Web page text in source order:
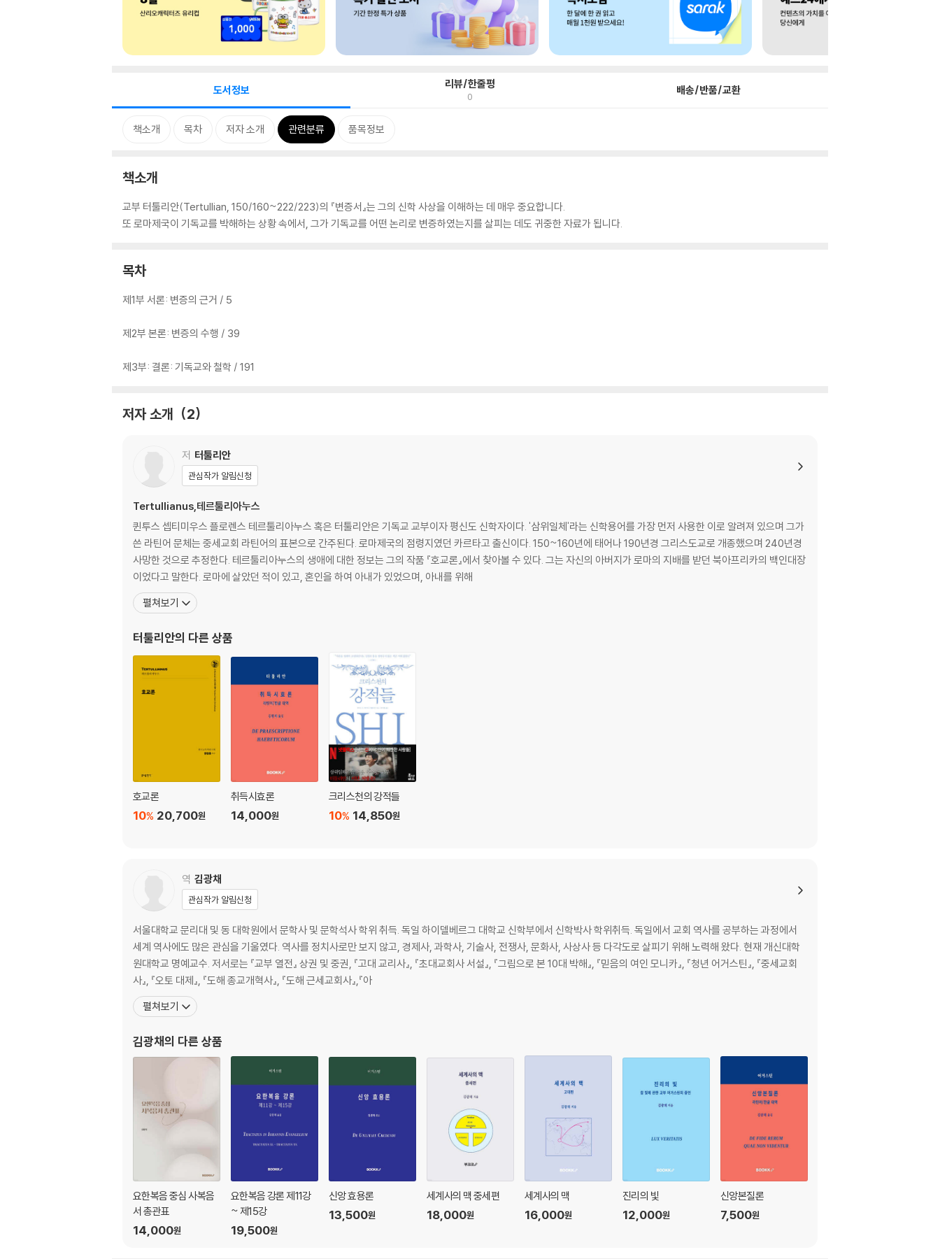
도서정보 리뷰/한줄평
0 배송/반품/교환
책소개 목차 저자 소개 관련분류 품목정보
책소개
교부 터툴리안(Tertullian, 150/160~222/223)의 『변증서』는 그의 신학 사상을 이해하는 데 매우 중요합니다.
또 로마제국이 기독교를 박해하는 상황 속에서, 그가 기독교를 어떤 논리로 변증하였는지를 살피는 데도 귀중한 자료가 됩니다.
목차
제1부 서론: 변증의 근거 / 5
제2부 본론: 변증의 수행 / 39
제3부: 결론: 기독교와 철학 / 191
저자 소개 2
저 터툴리안
관심작가 알림신청
Tertullianus,테르툴리아누스
퀸투스 셉티미우스 플로렌스 테르툴리아누스 혹은 터툴리안은 기독교 교부이자 평신도 신학자이다. '삼위일체'라는 신학용어를 가장 먼저 사용한 이로 알려져 있으며 그가
쓴 라틴어 문체는 중세교회 라틴어의 표본으로 간주된다. 로마제국의 점령지였던 카르타고 출신이다. 150~160년에 태어나 190년경 그리스도교로 개종했으며 240년경
사망한 것으로 추정한다. 테르툴리아누스의 생애에 대한 정보는 그의 작품 『호교론』에서 찾아볼 수 있다. 그는 자신의 아버지가 로마의 지배를 받던 북아프리카의 백인대장
이었다고 말한다. 로마에 살았던 적이 있고, 혼인을 하여 아내가 있었으며, 아내를 위해
펼쳐보기
터툴리안의 다른 상품
호교론
20,700원
10%
취득시효론
14,000원
크리스천의 강적들
14,850원
10%
역 김광채
관심작가 알림신청
서울대학교 문리대 및 동 대학원에서 문학사 및 문학석사 학위 취득. 독일 하이델베르그 대학교 신학부에서 신학박사 학위취득. 독일에서 교회 역사를 공부하는 과정에서
세계 역사에도 많은 관심을 기울였다. 역사를 정치사로만 보지 않고, 경제사, 과학사, 기술사, 전쟁사, 문화사, 사상사 등 다각도로 살피기 위해 노력해 왔다. 현재 개신대학
원대학교 명예교수. 저서로는 『교부 열전』 상권 및 중권, 『고대 교리사』, 『초대교회사 서설』, 『그림으로 본 10대 박해』, 『믿음의 여인 모니카』, 『청년 어거스틴』, 『중세교회
사』, 『오토 대제』, 『도해 종교개혁사』, 『도해 근세교회사』,『아
펼쳐보기
김광채의 다른 상품
요한복음 중심 사복음
서 총관표
14,000원
요한복음 강론 제11강
~ 제15강
19,500원
신앙 효용론
13,500원
세계사의 맥 중세편
18,000원
세계사의 맥
16,000원
진리의 빛
12,000원
신앙본질론
7,500원